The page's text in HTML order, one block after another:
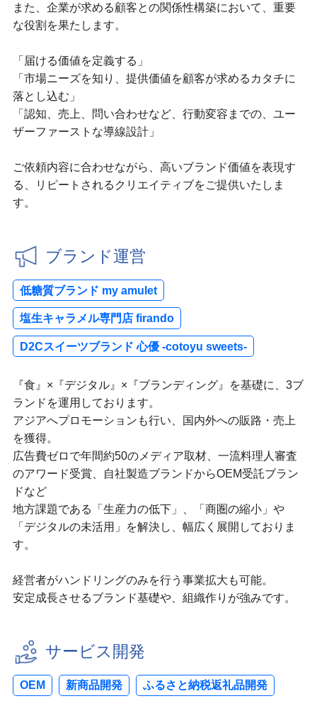
また、企業が求める顧客との関係性構築において、重要
な役割を果たします。
「届ける価値を定義する」
「市場ニーズを知り、提供価値を顧客が求めるカタチに
落とし込む」
「認知、売上、問い合わせなど、行動変容までの、ユー
ザーファーストな導線設計」
ご依頼内容に合わせながら、高いブランド価値を表現す
る、リピートされるクリエイティブをご提供いたしま
す。
ブランド運営
低糖質ブランド my amulet
塩生キャラメル専門店 firando
D2Cスイーツブランド 心優 -cotoyu sweets-
『食』×『デジタル』×『ブランディング』を基礎に、3ブ
ランドを運用しております。
アジアへプロモーションも行い、国内外への販路・売上
を獲得。
広告費ゼロで年間約50のメディア取材、一流料理人審査
のアワード受賞、自社製造ブランドからOEM受託ブラン
ドなど
地方課題である「生産力の低下」、「商圏の縮小」や
「デジタルの未活用」を解決し、幅広く展開しておりま
す。
経営者がハンドリングのみを行う事業拡大も可能。
安定成長させるブランド基礎や、組織作りが強みです。
サービス開発
OEM 新商品開発 ふるさと納税返礼品開発